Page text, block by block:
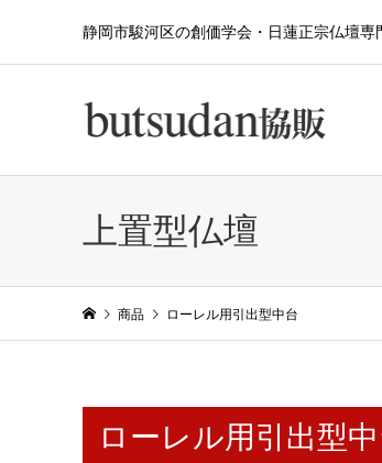
静岡市駿河区の創価学会・日蓮正宗仏壇専
上置型仏壇
商品 ローレル用引出型中台
ローレル用引出型